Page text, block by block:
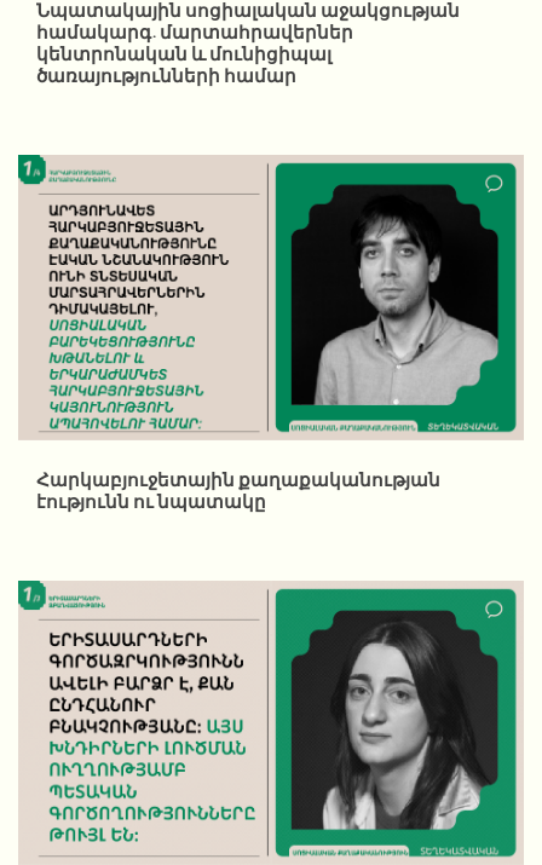
Նպատակային սոցիալական աջակցության
համակարգ. մարտահրավերներ
կենտրոնական և մունիցիպալ
ծառայությունների համար
Հարկաբյուջետային քաղաքականության
էությունն ու նպատակը